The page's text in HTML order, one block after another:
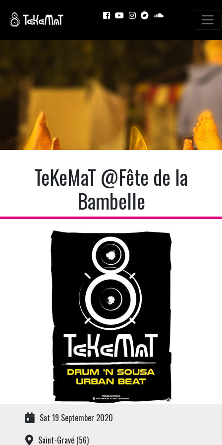
TeKeMaT @Fête de la
Bambelle
Sat 19 September 2020
Saint-Gravé (56)